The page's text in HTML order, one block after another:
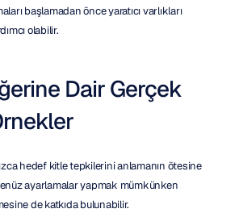
başlamadan önce yaratıcı varlıkları
olabilir.
Dair Gerçek
hedef kitle tepkilerini anlamanın ötesine
ayarlamalar yapmak mümkünken
de katkıda bulunabilir.